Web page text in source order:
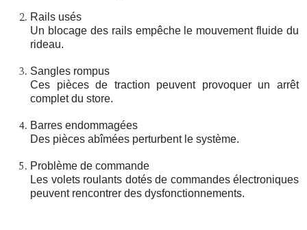
Rails usés
Un blocage des rails empêche le mouvement fluide du
rideau.
Sangles rompus
Ces pièces de traction peuvent provoquer un arrêt
complet du store.
Barres endommagées
Des pièces abîmées perturbent le système.
Problème de commande
Les volets roulants dotés de commandes électroniques
peuvent rencontrer des dysfonctionnements.